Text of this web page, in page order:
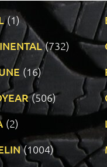
(1)
(732)
(16)
(506)
(2)
(1004)